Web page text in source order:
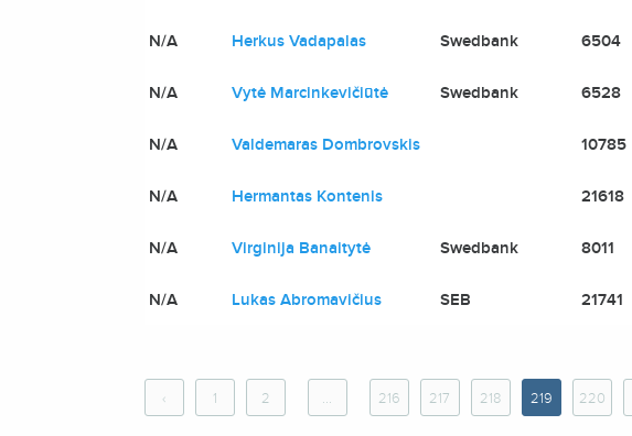
N/A Herkus Vadapalas Swedbank 6504
N/A Vytė Marcinkevičiūtė Swedbank 6528
N/A Valdemaras Dombrovskis 10785
N/A Hermantas Kontenis 21618
N/A Virginija Banaitytė Swedbank 8011
N/A Lukas Abromavičius SEB 21741
‹ 1 2 ... 216 217 218 219 220